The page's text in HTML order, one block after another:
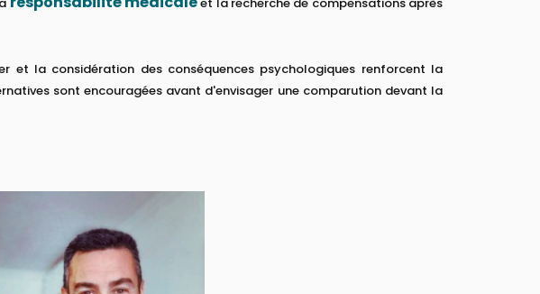
et la considération des conséquences psychologiques renforcent la
sont encouragées avant d'envisager une comparution devant la